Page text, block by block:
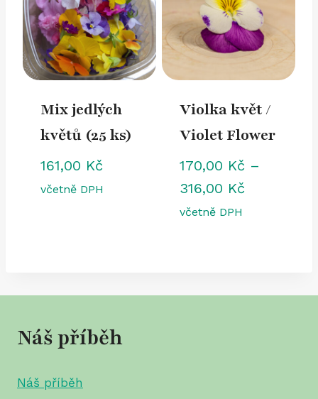
Mix jedlých
květů (25 ks)
161,00 Kč
včetně DPH
Violka květ /
Violet Flower
170,00 Kč –
316,00 KčRozpětí
včetně DPH
Náš příběh
Náš příběh